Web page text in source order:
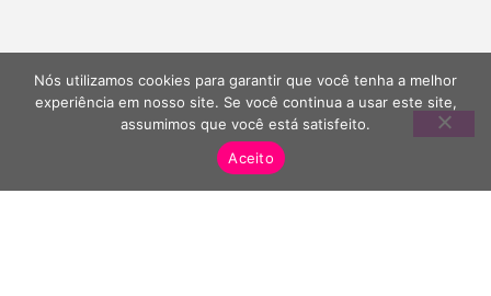
Nós utilizamos cookies para garantir que você tenha a melhor
experiência em nosso site. Se você continua a usar este site,
assumimos que você está satisfeito.
Aceito